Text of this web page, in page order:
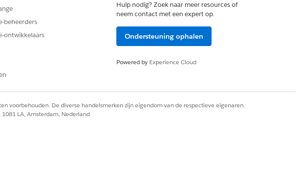
u aangepaste Salesforce MCP-servers maken. Gebruik API-
te activeren.
u de servers hebt geactiveerd, worden ze weergegeven in
beheerders
ontwikkelaars
Hulp nodig? Zoek naar meer resources of
neem contact met een expert op.
Ondersteuning ophalen
Powered by Experience Cloud
voorbehouden. De diverse handelsmerken zijn eigendom van de respectieve eigenaren.
LA, Amsterdam, Nederland